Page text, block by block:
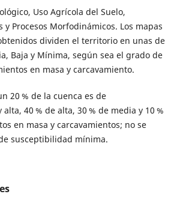
Uso Agrícola del Suelo,
y Procesos Morfodinámicos. Los mapas
dividen el territorio en unas de
Baja y Mínima, según sea el grado de
en masa y carcavamiento.
20 % de la cuenca es de
40 % de alta, 30 % de media y 10 %
en masa y carcavamientos; no se
susceptibilidad mínima.